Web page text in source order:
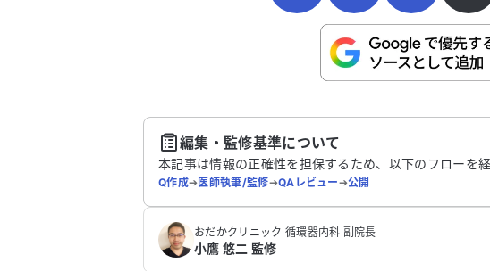
こちらは送信専用のフォームです。氏名やご自身の病気の詳
編集・監修基準について
本記事は情報の正確性を担保するため、以下のフローを
Q作成➔医師執筆/監修➔QAレビュー➔公開
おだかクリニック 循環器内科 副院長
小鷹 悠二 監修